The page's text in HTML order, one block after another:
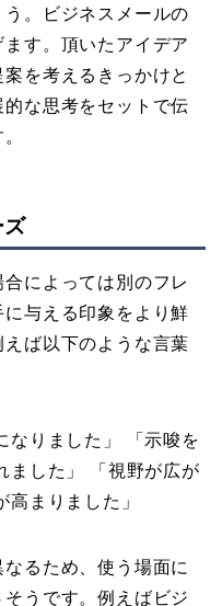
。ビジネスメールの
す。頂いたアイデア
を考えるきっかけと
な思考をセットで伝
ズ
によっては別のフレ
与える印象をより鮮
ば以下のような言葉
なりました」 「示唆を
ました」 「視野が広が
高まりました」
るため、使う場面に
うです。例えばビジ